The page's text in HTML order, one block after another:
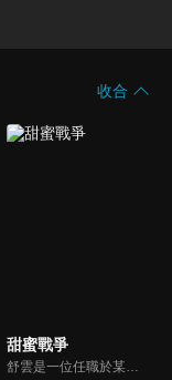
收合
甜蜜戰爭
舒雲是一位任職於某市議員服務處的女性​​工作人員，古道熱腸的她在工作上常幫助民眾解決問題，她與她的工作夥伴，家中成員間常發生一些互動的趣事....